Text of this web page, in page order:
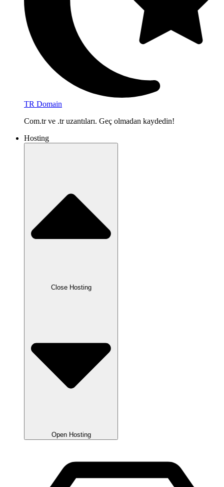
TR Domain
Com.tr ve .tr uzantıları. Geç olmadan kaydedin!
Hosting
Close Hosting
Open Hosting